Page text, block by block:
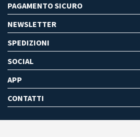
PAGAMENTO SICURO
NEWSLETTER
SPEDIZIONI
SOCIAL
APP
CONTATTI